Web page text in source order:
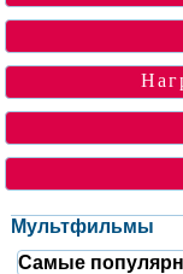
Мультфильмы
Самые